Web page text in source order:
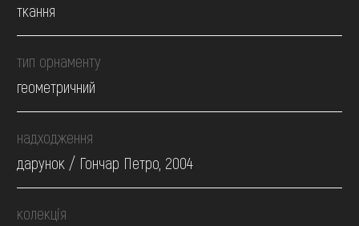
ткання
тип орнаменту
геометричний
надходження
дарунок / Гончар Петро, 2004
колекція